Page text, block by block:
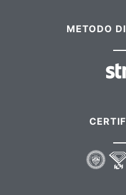
METODO